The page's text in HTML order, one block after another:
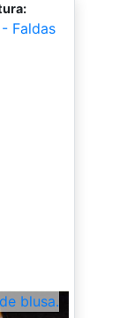
Faldas
blusa.